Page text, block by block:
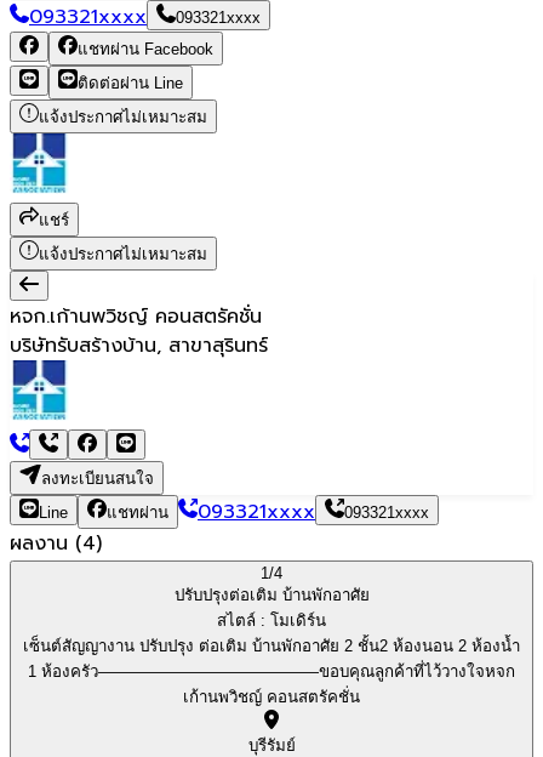
093321xxxx
093321xxxx
แชทผ่าน Facebook
ติดต่อผ่าน Line
แจ้งประกาศไม่เหมาะสม
แชร์
แจ้งประกาศไม่เหมาะสม
หจก.เก้านพวิชญ์ คอนสตรัคชั่น
บริษัทรับสร้างบ้าน, สาขาสุรินทร์
ลงทะเบียนสนใจ
Line
แชทผ่าน 093321xxxx 093321xxxx
ผลงาน (4)
1/4
ปรับปรุงต่อเติม บ้านพักอาศัย
สไตล์ : โมเดิร์น
เซ็นต์สัญญางาน ปรับปรุง ต่อเติม บ้านพักอาศัย 2 ชั้น2 ห้องนอน 2 ห้องน้ำ
1 ห้องครัว——————————————ขอบคุณลูกค้าที่ไว้วางใจหจก
เก้านพวิชญ์ คอนสตรัคชั่น
บุรีรัมย์